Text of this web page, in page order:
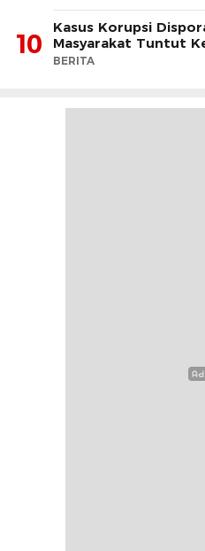
10
Kasus Korupsi
Masyarakat Tuntut
BERITA